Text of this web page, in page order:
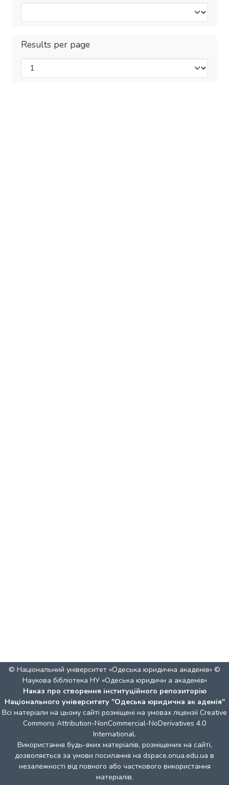
Results per page
© Національний університет «Одеська юридична академія» ©
Наукова бібліотека НУ «Одеська юридичн а академія»
Наказ про створення інституційного репозиторію
Національного університету "Одеська юридична ак адемія"
Всі матеріали на цьому сайті розміщені на умовах ліцензії Creative
Commons Attribution-NonCommercial-NoDerivatives 4.0
International.
Використання будь-яких матеріалів, розміщених на сайті,
дозволяється за умови посилання на dspace.onua.edu.ua в
незалежності від повного або часткового використання
матеріалів.